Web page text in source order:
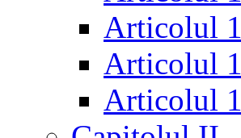
Articolul
Articolul
Articolul